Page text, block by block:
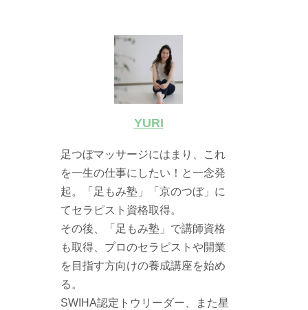
YURI
足つぼマッサージにはまり、これ
を一生の仕事にしたい！と一念発
起。「足もみ塾」「京のつぼ」に
てセラピスト資格取得。
その後、「足もみ塾」で講師資格
も取得、プロのセラピストや開業
を目指す方向けの養成講座を始め
る。
SWIHA認定トウリーダー、また星